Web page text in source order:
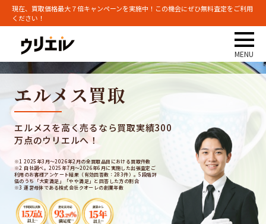
現在、買取価格最大７倍キャンペーンを実施中！この機会にぜひ無料査定をご利用
ください！
エルメス買取
エルメスを高く売るなら買取実績300
万点のウリエルへ！
※1 2025年3月～2026年2月の全買取品目における買取件数
※2 自社調べ。2025年7月～2026年6月に実施した出張査定ご
利用のお客様アンケート結果（有効回答数：283件）。5段階評
価のうち「大変満足」「やや満足」と回答した方の割合
※3 運営母体である株式会社クオーレの創業年数